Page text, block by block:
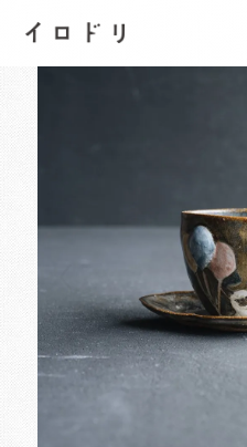
イロドリ